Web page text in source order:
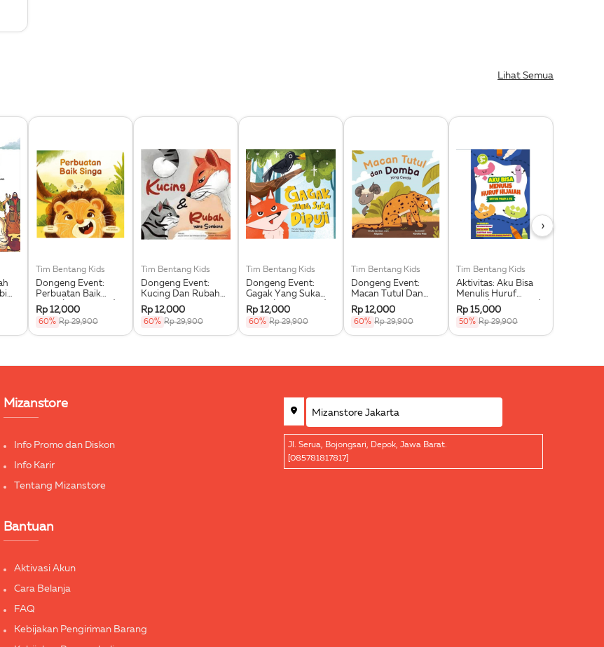
Lihat Semua
Tim Bentang Kids
Dongeng Event:
Perbuatan Baik
Singa (Buku Event)
Rp 12,000
60% Rp 29,900
Tim Bentang Kids
Dongeng Event:
Kucing Dan Rubah
Yang Sombong
(Buku Event)
Rp 12,000
60% Rp 29,900
Tim Bentang Kids
Dongeng Event:
Gagak Yang Suka
Dipuji (Buku Event)
Rp 12,000
60% Rp 29,900
Tim Bentang Kids
Dongeng Event:
Macan Tutul Dan
Domba Yang Cerdik
(Buku Event)
Rp 12,000
60% Rp 29,900
Tim Bentang Kids
Aktivitas: Aku Bisa
Menulis Huruf
Hijaiah (Buku Event)
Rp 15,000
50% Rp 29,900
›
Mizanstore
Info Promo dan Diskon
Info Karir
Tentang Mizanstore
Bantuan
Aktivasi Akun
Cara Belanja
FAQ
Kebijakan Pengiriman Barang
Jl. Serua, Bojongsari, Depok, Jawa Barat.
[085781817817]